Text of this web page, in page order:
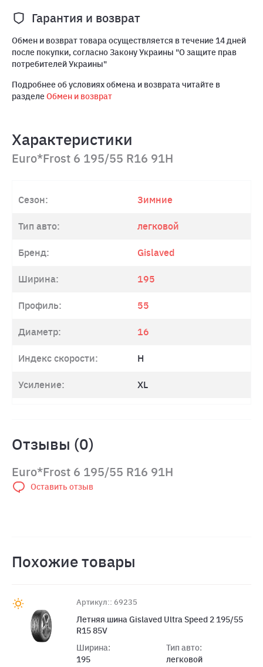
Гарантия и возврат
Обмен и возврат товара осуществляется в течение 14 дней
после покупки, согласно Закону Украины "О защите прав
потребителей Украины"
Подробнее об условиях обмена и возврата читайте в
разделеОбмен и возврат
Характеристики
Euro*Frost 6 195/55 R16 91H
Сезон: Зимние
Тип авто: легковой
Бренд: Gislaved
Ширина: 195
Профиль: 55
Диаметр: 16
Индекс скорости: H
Усиление: XL
Отзывы (0)
Euro*Frost 6 195/55 R16 91H
Оставить отзыв
Похожие товары
Артикул:: 69235
Летняя шина Gislaved Ultra Speed 2 195/55
R15 85V
Ширина:
195
Тип авто:
легковой